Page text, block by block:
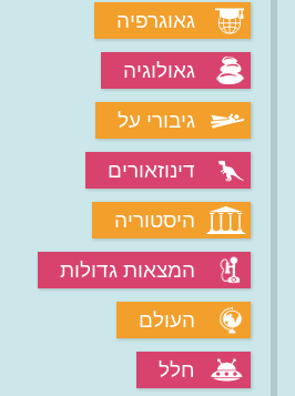
גאוגרפיה
גאולוגיה
גיבורי על
דינוזאורים
היסטוריה
המצאות גדולות
העולם
חלל
איך משחקים את המשחק "מי אני"?
איך משחקים ב"תופסת גובה"?